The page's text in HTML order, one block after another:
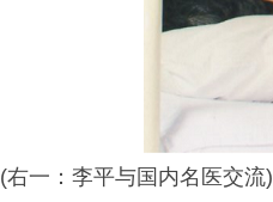
(右一：李平与国内名医交流)